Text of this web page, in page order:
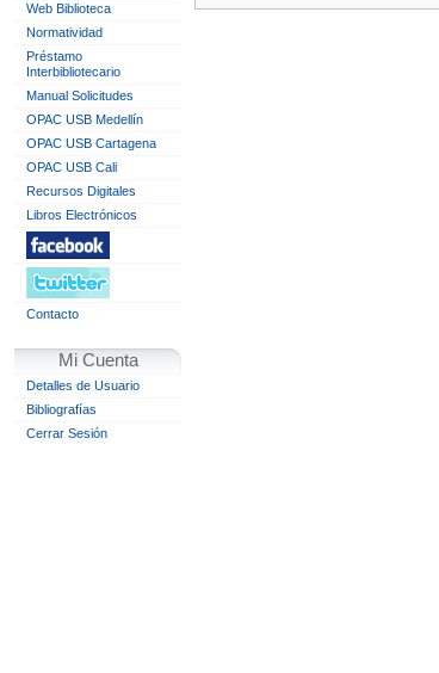
Web Biblioteca
Normatividad
Préstamo
Interbibliotecario
Manual Solicitudes
OPAC USB Medellín
OPAC USB Cartagena
OPAC USB Cali
Recursos Digitales
Libros Electrónicos
Contacto
Mi Cuenta
Detalles de Usuario
Bibliografías
Cerrar Sesión